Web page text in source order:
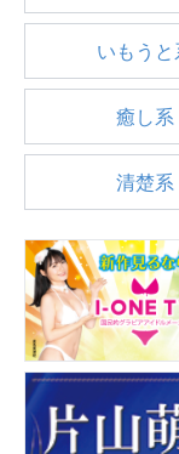
いもうと
癒し系
清楚系